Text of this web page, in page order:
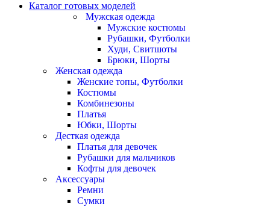
Каталог готовых моделей
Мужская одежда
Мужские костюмы
Рубашки, Футболки
Худи, Свитшоты
Брюки, Шорты
Женская одежда
Женские топы, Футболки
Костюмы
Комбинезоны
Платья
Юбки, Шорты
Десткая одежда
Платья для девочек
Рубашки для мальчиков
Кофты для девочек
Аксессуары
Ремни
Сумки